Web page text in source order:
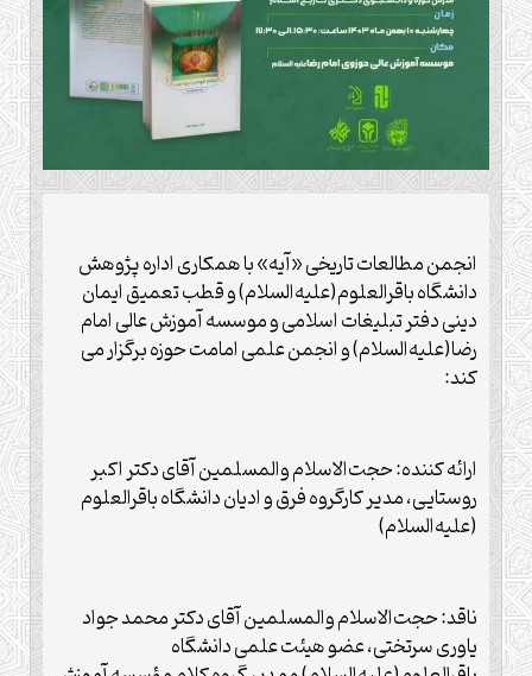
انجمن مطالعات تاریخی «آیه» با همکاری اداره پژوهش
دانشگاه باقرالعلوم(علیه‌السلام) و قطب تعمیق ایمان
دینی دفتر تبلیغات اسلامی و موسسه آموزش عالی امام
رضا(علیه‌السلام) و انجمن علمی امامت حوزه برگزار می
کند:
ارائه کننده: حجت‌الاسلام والمسلمین آقای دکتر اکبر
روستایی، مدیر کارگروه فرق و ادیان دانشگاه باقرالعلوم
(علیه‌السلام)
ناقد: حجت‌الاسلام والمسلمین آقای دکتر محمد جواد
یاوری سرتختی، عضو هیئت علمی دانشگاه